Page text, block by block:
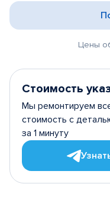
Цены
Стоимость
Мы ремонтируем
стоимость с
за 1 минуту